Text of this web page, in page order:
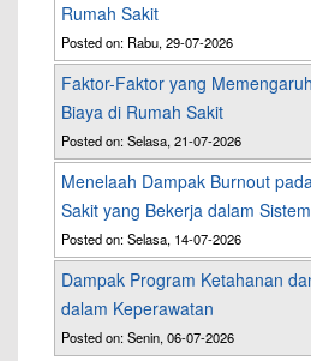
Rumah Sakit
Posted on: Rabu, 29-07-2026
Faktor-Faktor yang
Biaya di Rumah Sakit
Posted on: Selasa, 21-07-2026
Menelaah Dampak Burnout
Sakit yang Bekerja dalam
Posted on: Selasa, 14-07-2026
Dampak Program Ketahanan
dalam Keperawatan
Posted on: Senin, 06-07-2026